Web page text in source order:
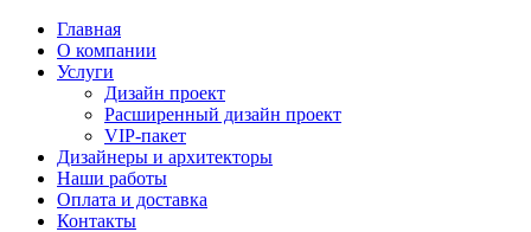
Главная
О компании
Услуги
Дизайн проект
Расширенный дизайн проект
VIP-пакет
Дизайнеры и архитекторы
Наши работы
Оплата и доставка
Контакты